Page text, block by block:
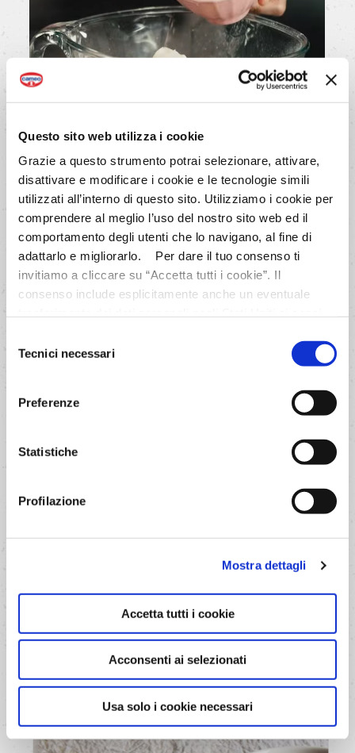
Questo sito web utilizza i cookie
Grazie a questo strumento potrai selezionare, attivare,
disattivare e modificare i cookie e le tecnologie simili
utilizzati all’interno di questo sito. Utilizziamo i cookie per
comprendere al meglio l’uso del nostro sito web ed il
comportamento degli utenti che lo navigano, al fine di
adattarlo e migliorarlo. Per dare il tuo consenso ti
invitiamo a cliccare su “Accetta tutti i cookie”. Il
consenso include esplicitamente anche un eventuale
anche sul trasferimento dei dati a fornitori di tecnologia e
partner negli Stati Uniti consultare la nostra informativa
selezionare o negare il tuo consenso per alcuni o tutti i
possibile revocare il consenso in qualsiasi momento.
delTecnici necessari
Preferenze
Statistiche
Profilazione
Mostra dettagli
Accetta tutti i cookie
Acconsenti ai selezionati
Usa solo i cookie necessari
Biscotti ovis mollis con glassa al cacao
Pangocce integrali